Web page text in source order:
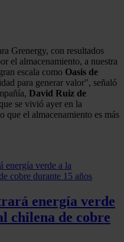
Grenergy, con resultados
el almacenamiento, a nuestra
escala como Oasis de
para generar valor", señaló
David Ruiz de
se vivió ayer en la
que el almacenamiento es más
energía verde
chilena de cobre